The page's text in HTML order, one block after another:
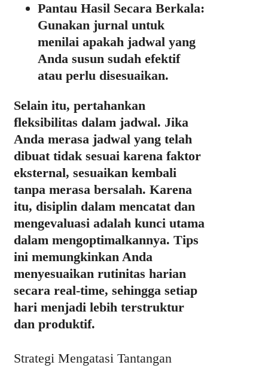
Pantau Hasil Secara Berkala:
Gunakan jurnal untuk
menilai apakah jadwal yang
Anda susun sudah efektif
atau perlu disesuaikan.
Selain itu, pertahankan
fleksibilitas dalam jadwal. Jika
Anda merasa jadwal yang telah
dibuat tidak sesuai karena faktor
eksternal, sesuaikan kembali
tanpa merasa bersalah. Karena
itu, disiplin dalam mencatat dan
mengevaluasi adalah kunci utama
dalam mengoptimalkannya. Tips
ini memungkinkan Anda
menyesuaikan rutinitas harian
secara real-time, sehingga setiap
hari menjadi lebih terstruktur
dan produktif.
Strategi Mengatasi Tantangan